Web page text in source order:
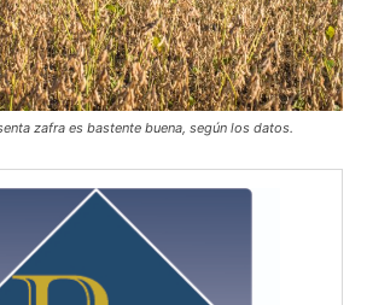
zafra es bastente buena, según los datos.